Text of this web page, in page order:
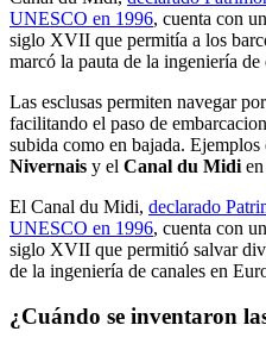
UNESCO en 1996, cuenta con
siglo XVII que permitía a los
marcó la pauta de la ingeniería de
Las esclusas permiten navegar
facilitando el paso de
subida como en bajada. Ejemplos
Nivernais y el Canal du Midi
El Canal du Midi, declarado
UNESCO en 1996, cuenta con
siglo XVII que permitió salvar
de la ingeniería de canales en
¿Cuándo se inventaron